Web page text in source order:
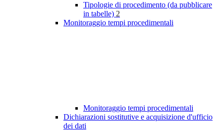
Tipologie di procedimento (da pubblicare
in tabelle) 2
Monitoraggio tempi procedimentali
Monitoraggio tempi procedimentali
Dichiarazioni sostitutive e acquisizione d'ufficio
dei dati